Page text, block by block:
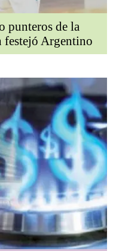
punteros de la
festejó Argentino